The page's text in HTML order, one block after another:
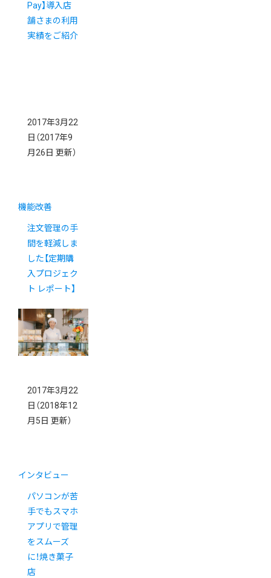
Pay】導入店
舗さまの利用
実績をご紹介
2017年3月22
日 （2017年9
月26日 更新）
機能改善
注文管理の手
間を軽減しま
した【定期購
入プロジェク
ト レポート】
2017年3月22
日 （2018年12
月5日 更新）
インタビュー
パソコンが苦
手でもスマホ
アプリで管理
をスムーズ
に！焼き菓子
店